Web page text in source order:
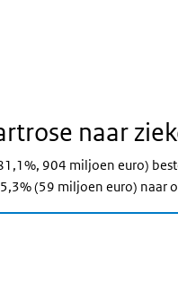
naar
904 miljoen euro)
(59 miljoen euro) naar
geslacht
over en ga naar de
2019